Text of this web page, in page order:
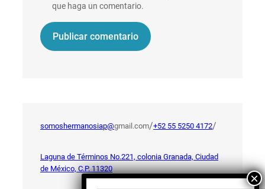
que haga un comentario.
somoshermanosiap@gmail.com/+52 55 5250 4172/
Laguna de Términos No.221, colonia Granada, Ciudad
de México, C.P. 11320